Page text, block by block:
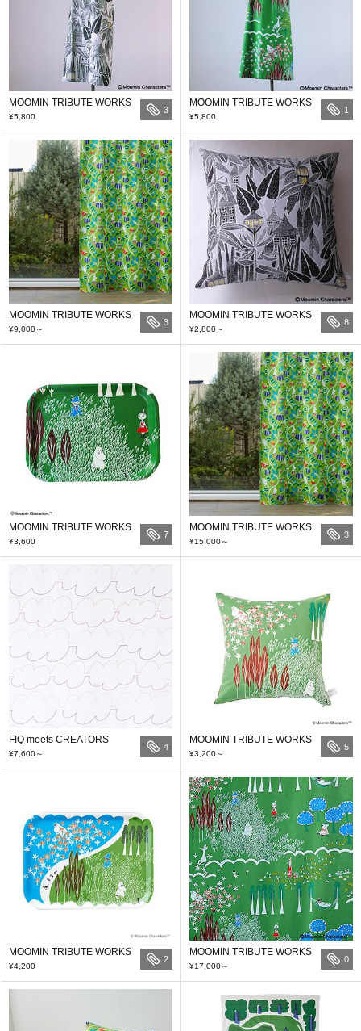
MOOMIN TRIBUTE WORKS
¥5,800
3
MOOMIN TRIBUTE WORKS
¥5,800
1
MOOMIN TRIBUTE WORKS
¥9,000～
3
MOOMIN TRIBUTE WORKS
¥2,800～
8
MOOMIN TRIBUTE WORKS
¥3,600
7
MOOMIN TRIBUTE WORKS
¥15,000～
3
FIQ meets CREATORS
¥7,600～
4
MOOMIN TRIBUTE WORKS
¥3,200～
5
MOOMIN TRIBUTE WORKS
¥4,200
2
MOOMIN TRIBUTE WORKS
¥17,000～
0